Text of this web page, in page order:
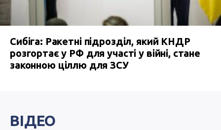
Сибіга: Ракетні підрозділ, який КНДР
розгортає у РФ для участі у війні, стане
законною ціллю для ЗСУ
ВІДЕО